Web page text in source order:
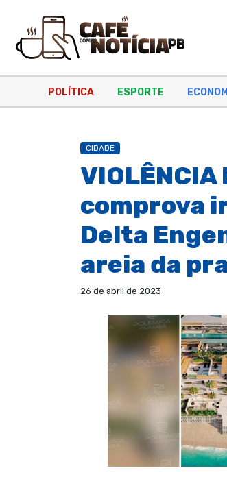
POLÍTICA ESPORTE
CIDADE
comprova
Delta
areia da
26 de abril de 2023